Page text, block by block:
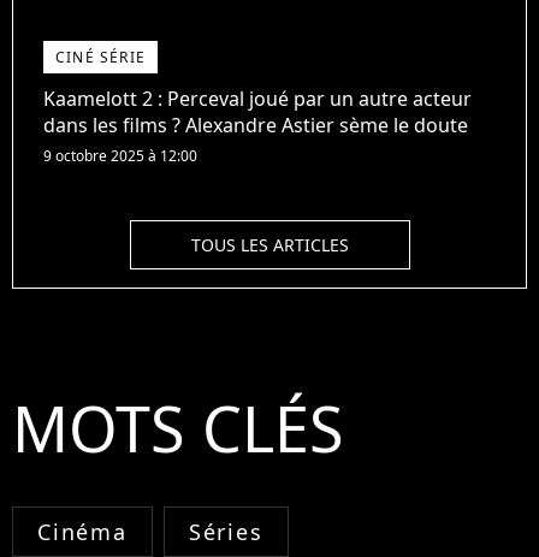
CINÉ SÉRIE
Kaamelott 2 : Perceval joué par un autre acteur
dans les films ? Alexandre Astier sème le doute
9 octobre 2025 à 12:00
TOUS LES ARTICLES
MOTS CLÉS
Cinéma Séries